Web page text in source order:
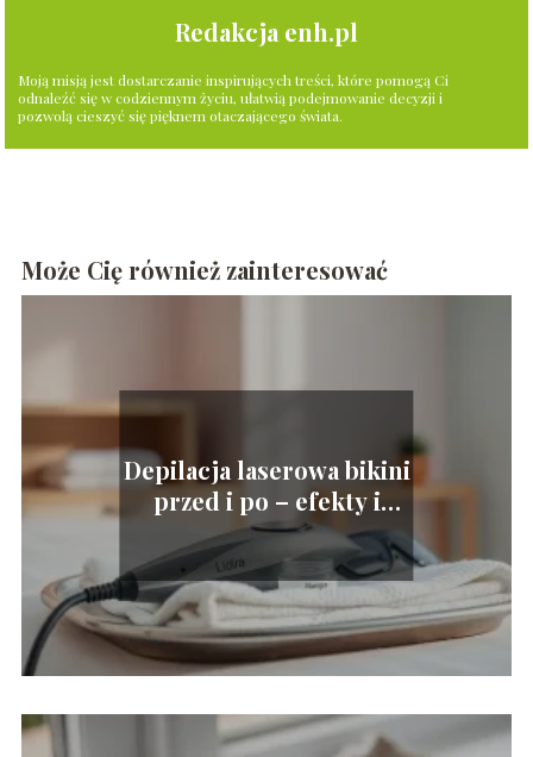
Redakcja enh.pl
Moją misją jest dostarczanie inspirujących treści, które pomogą Ci
odnaleźć się w codziennym życiu, ułatwią podejmowanie decyzji i
pozwolą cieszyć się pięknem otaczającego świata.
Może Cię również zainteresować
Depilacja laserowa bikini
przed i po – efekty i
porady